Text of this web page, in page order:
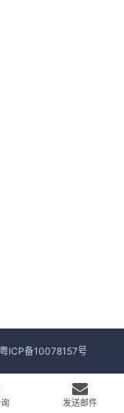
粤ICP备10078157号
发送邮件